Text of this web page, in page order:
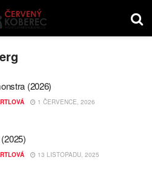
(2026)
1 ČERVENCE, 2026
13 LISTOPADU, 2025